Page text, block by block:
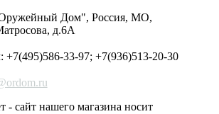
Дом", Россия, МО,
д.6А
+7(495)586-33-97; +7(936)513-20-30
- сайт нашего магазина носит